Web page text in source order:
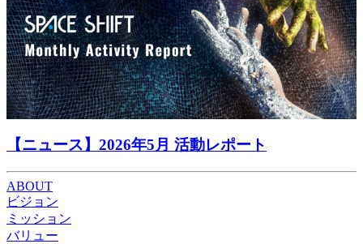
【ニュース】2026年5月 活動レポート
ABOUT
ビジョン
ミッション
バリュー